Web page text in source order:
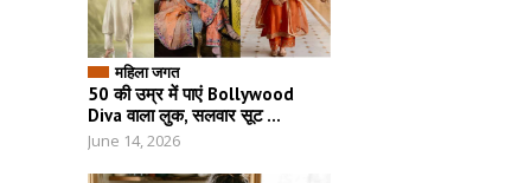
महिला जगत
50 की उम्र में पाएं Bollywood
Diva वाला लुक, सलवार सूट ...
June 14, 2026